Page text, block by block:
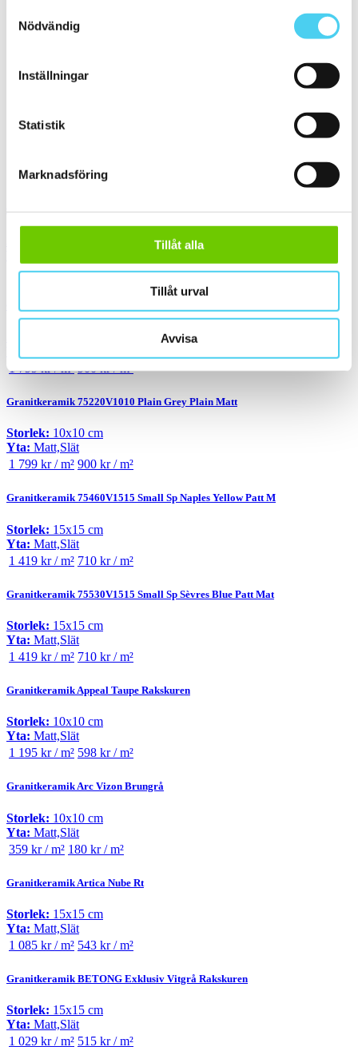
Nödvändig
Inställningar
Statistik
Marknadsföring
Tillåt alla
Tillåt urval
Avvisa
200 till 300 kr
300 till 400 kr
800 till 1000 kr
Sortera
Granitkeramik 75120V 010010 Mosa Ultragres Global
955 kr / m² 478 kr / m²
1 799 kr / m² 900 kr / m²
Granitkeramik 75220V1010 Plain Grey Plain Matt
Storlek: 10x10 cm
Yta: Matt,Slät
1 799 kr / m² 900 kr / m²
Granitkeramik 75460V1515 Small Sp Naples Yellow Patt M
Storlek: 15x15 cm
Yta: Matt,Slät
1 419 kr / m² 710 kr / m²
Granitkeramik 75530V1515 Small Sp Sèvres Blue Patt Mat
Storlek: 15x15 cm
Yta: Matt,Slät
1 419 kr / m² 710 kr / m²
Granitkeramik Appeal Taupe Rakskuren
Storlek: 10x10 cm
Yta: Matt,Slät
1 195 kr / m² 598 kr / m²
Granitkeramik Arc Vizon Brungrå
Storlek: 10x10 cm
Yta: Matt,Slät
359 kr / m² 180 kr / m²
Granitkeramik Artica Nube Rt
Storlek: 15x15 cm
Yta: Matt,Slät
1 085 kr / m² 543 kr / m²
Granitkeramik BETONG Exklusiv Vitgrå Rakskuren
Storlek: 15x15 cm
Yta: Matt,Slät
1 029 kr / m² 515 kr / m²